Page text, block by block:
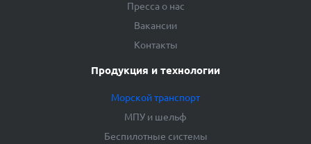
Пресса о нас
Вакансии
Контакты
Продукция и технологии
Морской транспорт
МПУ и шельф
Беспилотные системы